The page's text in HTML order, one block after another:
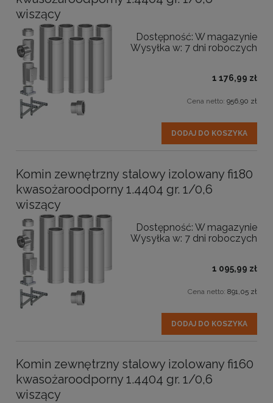
wiszący
Dostępność: W magazynie
Wysyłka w: 7 dni roboczych
1 176,99 zł
Cena netto: 956,90 zł
DODAJ DO KOSZYKA
Komin zewnętrzny stalowy izolowany fi180
kwasożaroodporny 1.4404 gr. 1/0,6
wiszący
Dostępność: W magazynie
Wysyłka w: 7 dni roboczych
1 095,99 zł
Cena netto: 891,05 zł
DODAJ DO KOSZYKA
Komin zewnętrzny stalowy izolowany fi160
kwasożaroodporny 1.4404 gr. 1/0,6
wiszący